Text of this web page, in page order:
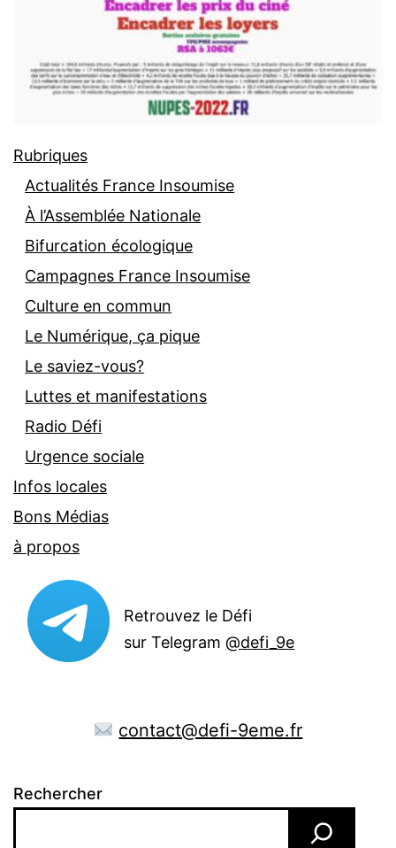
Rubriques
Actualités France Insoumise
À l’Assemblée Nationale
Bifurcation écologique
Campagnes France Insoumise
Culture en commun
Le Numérique, ça pique
Le saviez-vous?
Luttes et manifestations
Radio Défi
Urgence sociale
Infos locales
Bons Médias
à propos
Retrouvez le Défi
sur Telegram@defi_9e
contact@defi-9eme.fr
Rechercher